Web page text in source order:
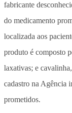
fabricante
do medicamento
localizada aos
produto é composto
laxativas; e
cadastro na Agência
prometidos.